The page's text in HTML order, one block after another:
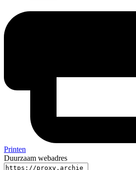
Printen
Duurzaam webadres